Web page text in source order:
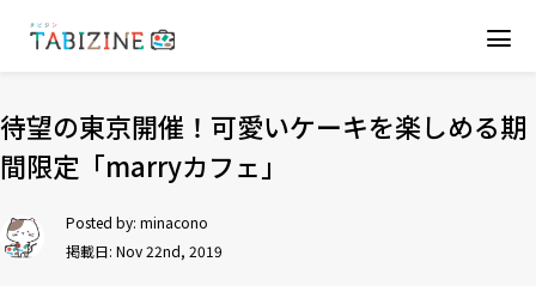
待望の東京開催！可愛いケーキを楽しめる期
間限定「marryカフェ」
Posted by: minacono
掲載日: Nov 22nd, 2019